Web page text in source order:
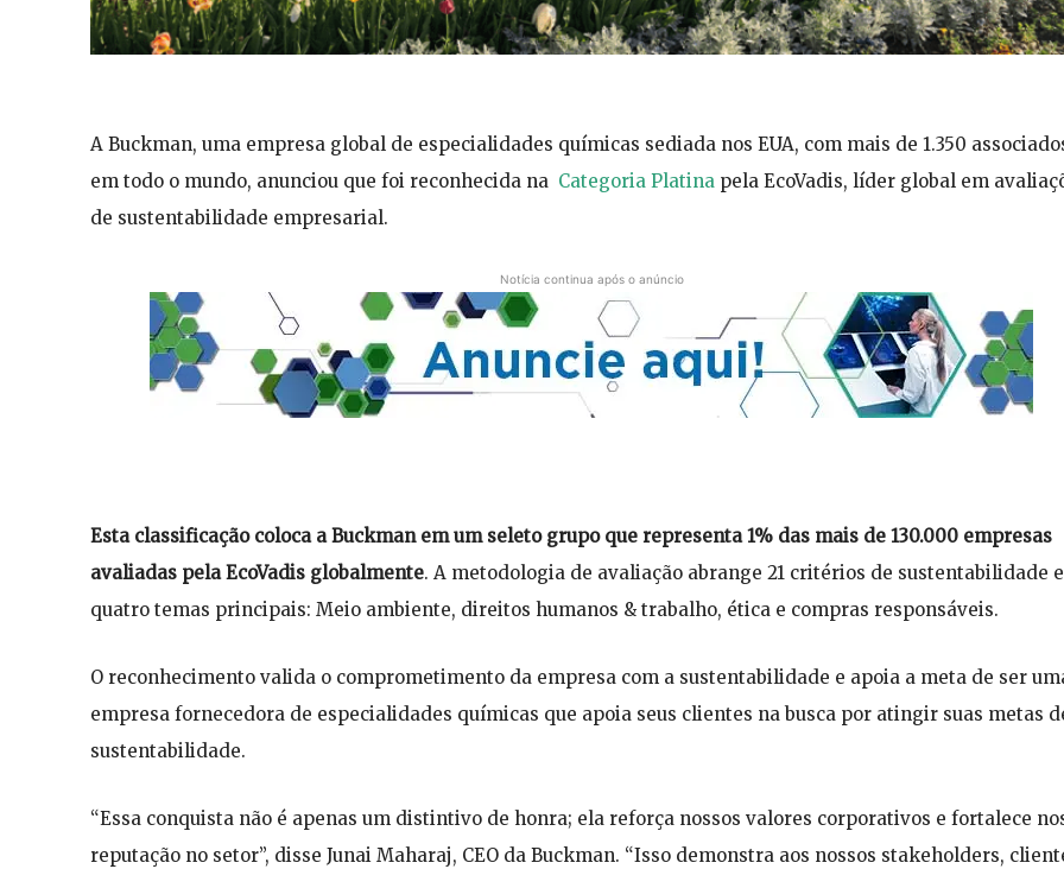
A Buckman, uma empresa global de especialidades químicas sediada nos EUA, com mais de 1.350
em todo o mundo, anunciou que foi reconhecida na Categoria Platina pela EcoVadis, líder global em
de sustentabilidade empresarial.
Notícia continua após o anúncio
Esta classificação coloca a Buckman em um seleto grupo que representa 1% das mais de 130.000 empresas
avaliadas pela EcoVadis globalmente. A metodologia de avaliação abrange 21 critérios de sustentabilidade
quatro temas principais: Meio ambiente, direitos humanos & trabalho, ética e compras responsáveis.
O reconhecimento valida o comprometimento da empresa com a sustentabilidade e apoia a meta de ser
empresa fornecedora de especialidades químicas que apoia seus clientes na busca por atingir suas metas
sustentabilidade.
“Essa conquista não é apenas um distintivo de honra; ela reforça nossos valores corporativos e fortalece
reputação no setor”, disse Junai Maharaj, CEO da Buckman. “Isso demonstra aos nossos stakeholders,